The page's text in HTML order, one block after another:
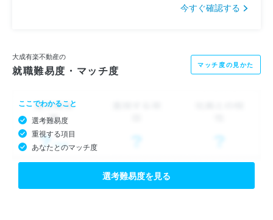
今すぐ確認する
大成有楽不動産の
就職難易度・マッチ度 マッチ度の見かた
ここでわかること
選考難易度
重視する項目
あなたとのマッチ度
選考難易度を見る